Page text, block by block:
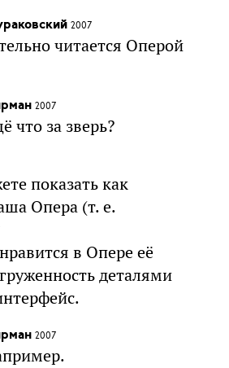
2007
читается Оперой
2007
что за зверь?
показать как
Опера (т. е.
в Опере её
деталями
2007